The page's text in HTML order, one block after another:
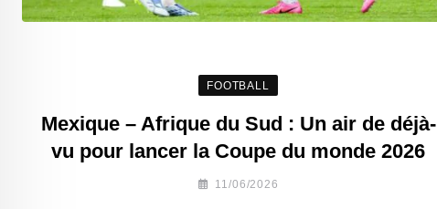
FOOTBALL
Mexique – Afrique du Sud : Un air de déjà-
vu pour lancer la Coupe du monde 2026
11/06/2026